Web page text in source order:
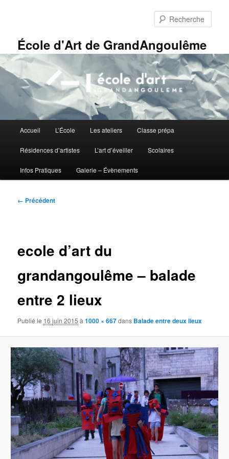
principalÉcole d'Art de GrandAngoulême
principal
Accueil L’École Les ateliers Classe prépa
Résidences d’artistes L’art d’éveiller Scolaires
Infos Pratiques Galerie – Évènements
Navigation
← Précédent
ecole d’art du
grandangoulême – balade
entre 2 lieux
Publié le 16 juin 2015 à1000 × 667dans Balade entre deux lieux